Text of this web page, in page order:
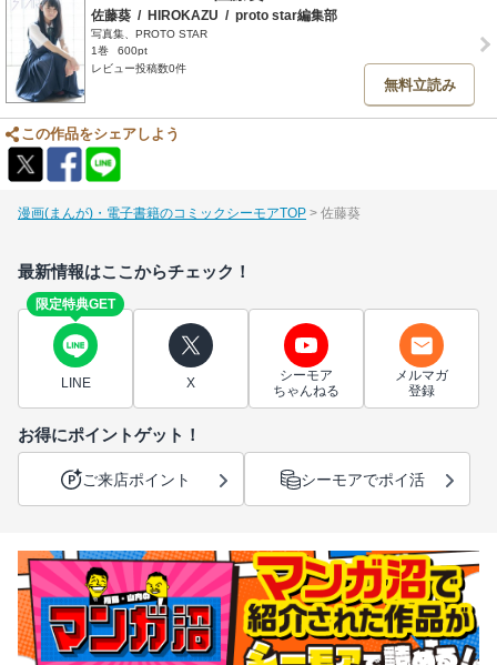
佐藤葵 / HIROKAZU / proto star編集部
写真集、PROTO STAR
1巻
600pt
レビュー投稿数0件
無料立読み
この作品をシェアしよう
漫画(まんが)・電子書籍のコミックシーモアTOP 佐藤葵
最新情報はここからチェック！
限定特典GET
LINE X
シーモア
ちゃんねる
メルマガ
登録
お得にポイントゲット！
ご来店ポイント シーモアでポイ活